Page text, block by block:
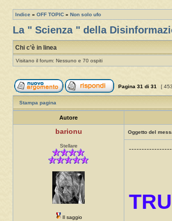
Indice » OFF TOPIC » Non solo ufo
La " Scienza " della
Chi c’è in linea
Visitano il forum: Nessuno e 70 ospiti
Pagina 31 di 31 [
Stampa pagina
Autore
barionu
Stellare
Il saggio
Oggetto del